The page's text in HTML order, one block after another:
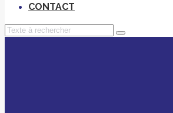
CONTACT